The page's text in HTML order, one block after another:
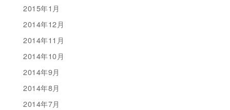
2015年1月
2014年12月
2014年11月
2014年10月
2014年9月
2014年8月
2014年7月